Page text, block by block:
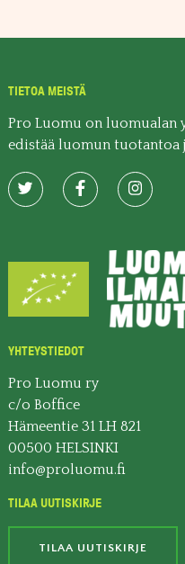
TIETOA MEISTÄ
Pro Luomu on luomualan
edistää luomun tuotantoa
YHTEYSTIEDOT
Pro Luomu ry
c/o Boffice
Hämeentie 31 LH 821
00500 HELSINKI
info@proluomu.fi
TILAA UUTISKIRJE
TILAA UUTISKIRJE